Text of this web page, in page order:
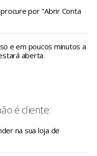
por "Abrir Conta
e em poucos minutos a
aberta.
é cliente:
na sua loja de